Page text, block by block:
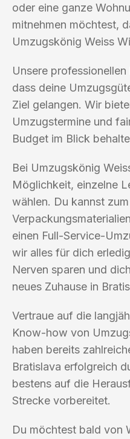
oder eine ganze
mitnehmen möchtest,
Umzugskönig Weiss
Unsere
dass deine
Ziel gelangen. Wir
Umzugstermine und
Budget im Blick
Bei Umzugskönig
Möglichkeit, einzelne
wählen. Du kannst
einen Full-Service-
wir alles für dich
Nerven sparen und
neues Zuhause in
Vertraue auf die
Know-how von
haben bereits
Bratislava erfolgreich
bestens auf die
Strecke vorbereitet.
Du möchtest bald von